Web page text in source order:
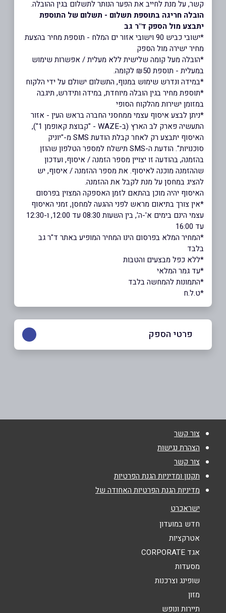
קשר, על מנת לחייב את הפער הנותר לתשלום בגין ההובלה.
הובלה חריגה בתוספת תשלום - תשלום של התוספת
יתבצע מול הספק ד"ר גב
*ישובי כביש 90 וישובי אזור ים המלח - תוספת מחיר בהצעת
מחיר ישירה מול הספק
*הובלה מעל קומה שלישית ללא מעלית / אפשרות שימוש
במעלית - תוספת ₪50 לקומה.
*במידה ונדרש שימוש במנוף, התשלום ישולם על ידי הלקוח
*תוספת מחיר בגין הובלה מיוחדת, במידה ותידרש, תיגבה
במזומן ישירות מהלקוח הסופי
*ניתן לבצע איסוף עצמי ממחסני החברה בראש העין - אזור
התעשיה פארק לב הארץ (ב-WAZE - "קבוצת קאופמן 1"),
האיסוף יתבצע רק לאחר קבלת הודעת SMS מ-"יוניק
סוכנויות". הודעת ה-SMS תישלח למספר הטלפון שהוזן
בהזמנה, בהודעה זו יצויין מספר הזמנה / איסוף, ועדכון
שההזמנה מוכנה לאיסוף. את מספר ההזמנה / איסוף, יש
להציג במחסן על מנת לקבל את ההזמנה.
האיסוף יהיה מוכן בהתאם לזמן האספקה המצוין בפרסום
*אין צורך בתיאום מראש לפני ההגעה למחסן, זמני האיסוף
עצמי הינם בימים א'-ה', בין השעות 08:30 עד 12:00, ו-12:30
עד 16:00
*המחיר המלא בפרסום הינו המחיר המופיע באתר ד"ר גב
בלבד
*ללא כפל מבצעים והטבות
*עד גמר המלאי
*התמונות להמחשה בלבד
*ט.ל.ח
פרטי הספק
שם מלא*
טלפון*
נושא*
אנא חזרו אלי בקשר ל...
הודעה
צור קשר
הצהרת נגישות
צור קשר
תקנון ומדיניות הגנת הפרטיות
מדיניות הגנת הפרטיות האחודה של
ישראכרט
חדש במועדון
אטרקציות
אגד CORPORATE
מסעדות
שופינג וצרכנות
מזון
תיירות ונופש